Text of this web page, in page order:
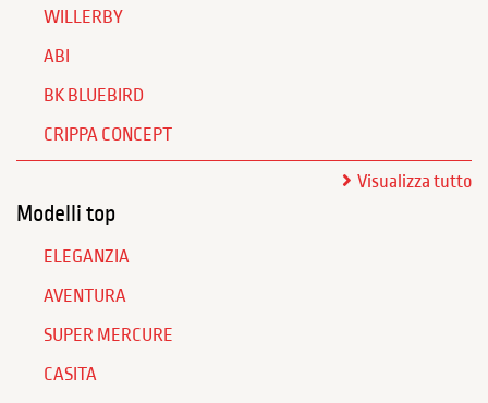
WILLERBY
ABI
BK BLUEBIRD
CRIPPA CONCEPT
Visualizza tutto
Modelli top
ELEGANZIA
AVENTURA
SUPER MERCURE
CASITA